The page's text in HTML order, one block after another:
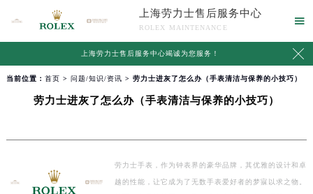
上海劳力士售后服务中心
ROLEX MAINTENANCE

上海劳力士售后服务中心竭诚为您服务！ 
当前位置： 首页 > 问题/知识/资讯 > 劳力士进灰了怎么办（手表清洁与保养的小技巧）
劳力士进灰了怎么办（手表清洁与保养的小技巧）
劳力士手表，作为钟表界的豪华品牌，其优雅的设计和卓
越的性能，让它成为了无数手表爱好者的梦寐以求之物。